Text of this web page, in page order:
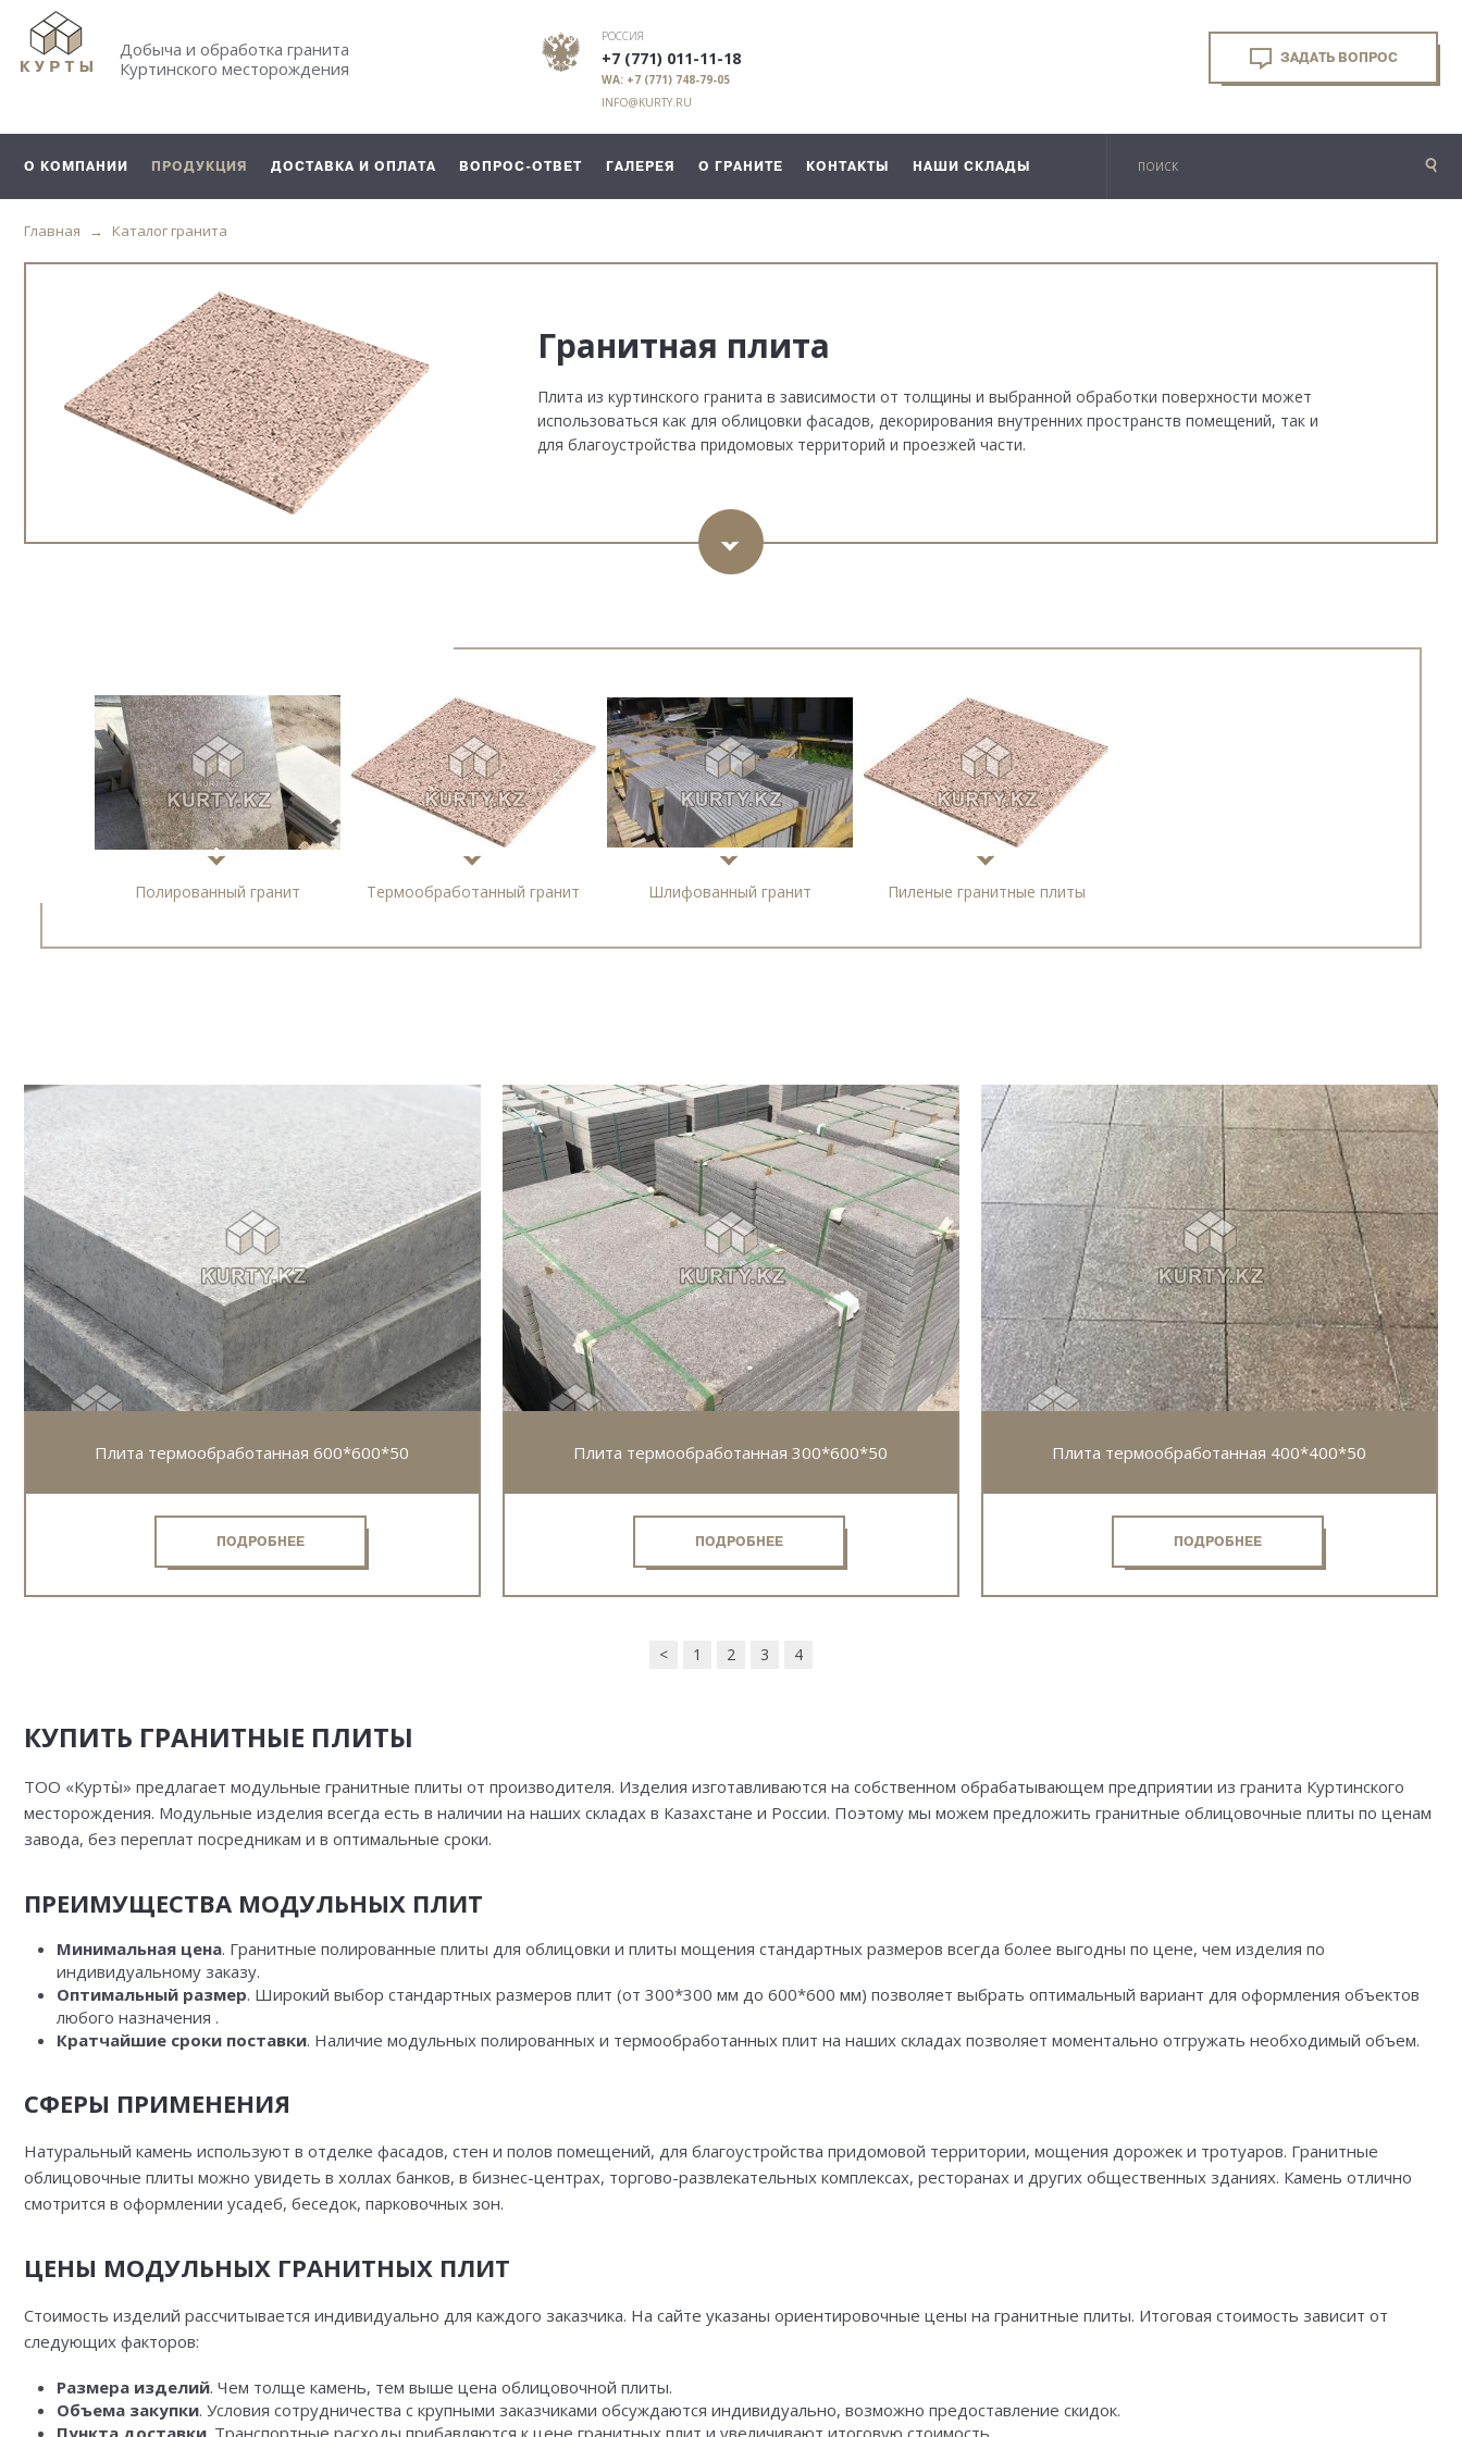
Добыча и обработка гранита
Куртинского месторождения
РОССИЯ
+7 (771) 011-11-18
WA: +7 (771) 748-79-05
INFO@KURTY.RU
ЗАДАТЬ ВОПРОС
О КОМПАНИИ ПРОДУКЦИЯ ДОСТАВКА И ОПЛАТА ВОПРОС-ОТВЕТ ГАЛЕРЕЯ О ГРАНИТЕ КОНТАКТЫ НАШИ СКЛАДЫ
Главная Каталог гранита
Гранитная плита
Плита из куртинского гранита в зависимости от толщины и выбранной обработки поверхности может
использоваться как для облицовки фасадов, декорирования внутренних пространств помещений, так и
для благоустройства придомовых территорий и проезжей части.
Полированный гранит Термообработанный гранит Шлифованный гранит Пиленые гранитные плиты
Плита термообработанная 600*600*50
ПОДРОБНЕЕ
Плита термообработанная 300*600*50
ПОДРОБНЕЕ
Плита термообработанная 400*400*50
ПОДРОБНЕЕ
< 1 2 3 4
КУПИТЬ ГРАНИТНЫЕ ПЛИТЫ
ТОО «Курты̀» предлагает модульные гранитные плиты от производителя. Изделия изготавливаются на собственном обрабатывающем предприятии из гранита Куртинского
месторождения. Модульные изделия всегда есть в наличии на наших складах в Казахстане и России. Поэтому мы можем предложить гранитные облицовочные плиты по ценам
завода, без переплат посредникам и в оптимальные сроки.
ПРЕИМУЩЕСТВА МОДУЛЬНЫХ ПЛИТ
Минимальная цена. Гранитные полированные плиты для облицовки и плиты мощения стандартных размеров всегда более выгодны по цене, чем изделия по
индивидуальному заказу.
Оптимальный размер. Широкий выбор стандартных размеров плит (от 300*300 мм до 600*600 мм) позволяет выбрать оптимальный вариант для оформления объектов
любого назначения .
Кратчайшие сроки поставки. Наличие модульных полированных и термообработанных плит на наших складах позволяет моментально отгружать необходимый объем.
СФЕРЫ ПРИМЕНЕНИЯ
Натуральный камень используют в отделке фасадов, стен и полов помещений, для благоустройства придомовой территории, мощения дорожек и тротуаров. Гранитные
облицовочные плиты можно увидеть в холлах банков, в бизнес-центрах, торгово-развлекательных комплексах, ресторанах и других общественных зданиях. Камень отлично
смотрится в оформлении усадеб, беседок, парковочных зон.
ЦЕНЫ МОДУЛЬНЫХ ГРАНИТНЫХ ПЛИТ
Стоимость изделий рассчитывается индивидуально для каждого заказчика. На сайте указаны ориентировочные цены на гранитные плиты. Итоговая стоимость зависит от
следующих факторов:
Размера изделий. Чем толще камень, тем выше цена облицовочной плиты.
Объема закупки. Условия сотрудничества с крупными заказчиками обсуждаются индивидуально, возможно предоставление скидок.
Пункта доставки . Транспортные расходы прибавляются к цене гранитных плит и увеличивают итоговую стоимость.